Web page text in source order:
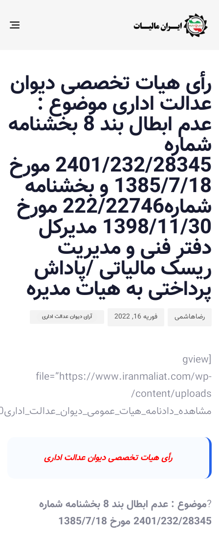
رأی هیات تخصصی دیوان
عدالت اداری موضوع :
عدم ابطال بند 8 بخشنامه
شماره
2401/232/28345 مورخ
1385/7/18 و بخشنامه
شماره222/22746 مورخ
1398/11/30 مدیرکل
دفتر فنی و مدیریت
ریسک مالیاتی /پاداش
پرداختی به هیات مدیره
رضاهاشمی فوریه 16, 2022 آرای دیوان عدالت اداری
[gview
file=”https://www.iranmaliat.com/wp-
content/uploads/
مشاهده_دادنامه_هیات_عمومی_دیوان_عدالت_اداری10.pdf”]
رأی هیات تخصصی دیوان عدالت اداری
?
موضوع : عدم ابطال بند 8 بخشنامه شماره
2401/232/28345 مورخ 1385/7/18